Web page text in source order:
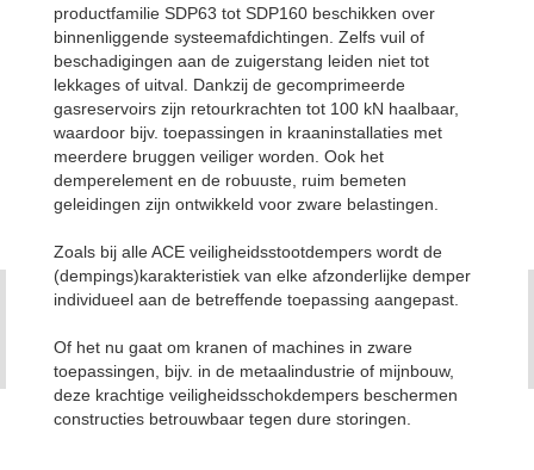
productfamilie SDP63 tot SDP160 beschikken over
binnenliggende systeemafdichtingen. Zelfs vuil of
beschadigingen aan de zuigerstang leiden niet tot
lekkages of uitval. Dankzij de gecomprimeerde
gasreservoirs zijn retourkrachten tot 100 kN haalbaar,
waardoor bijv. toepassingen in kraaninstallaties met
meerdere bruggen veiliger worden. Ook het
demperelement en de robuuste, ruim bemeten
geleidingen zijn ontwikkeld voor zware belastingen.
Zoals bij alle ACE veiligheidsstootdempers wordt de
(dempings)karakteristiek van elke afzonderlijke demper
individueel aan de betreffende toepassing aangepast.
Of het nu gaat om kranen of machines in zware
toepassingen, bijv. in de metaalindustrie of mijnbouw,
deze krachtige veiligheidsschokdempers beschermen
constructies betrouwbaar tegen dure storingen.